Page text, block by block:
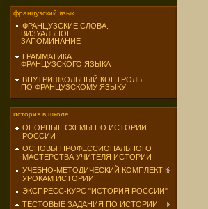
французский язык
ФРАНЦУЗСКИЕ СЛОВА.
ВИЗУАЛЬНОЕ
ЗАПОМИНАНИЕ
ГРАММАТИКА
ФРАНЦУЗСКОГО ЯЗЫКА
ВНУТРИШКОЛЬНЫЙ КОНТРОЛЬ
ПО ФРАНЦУЗСКОМУ ЯЗЫКУ
история в школе
ОПОРНЫЕ СХЕМЫ ПО ИСТОРИИ
РОССИИ
ОСНОВЫ ПРОФЕССИОНАЛЬНОГО
МАСТЕРСТВА УЧИТЕЛЯ ИСТОРИИ
УЧЕБНО-МЕТОДИЧЕСКИЙ КОМПЛЕКТ К
УРОКАМ ИСТОРИИ
ЭКСПРЕСС-КУРС "ИСТОРИЯ РОССИИ"
ТЕСТОВЫЕ ЗАДАНИЯ ПО ИСТОРИИ